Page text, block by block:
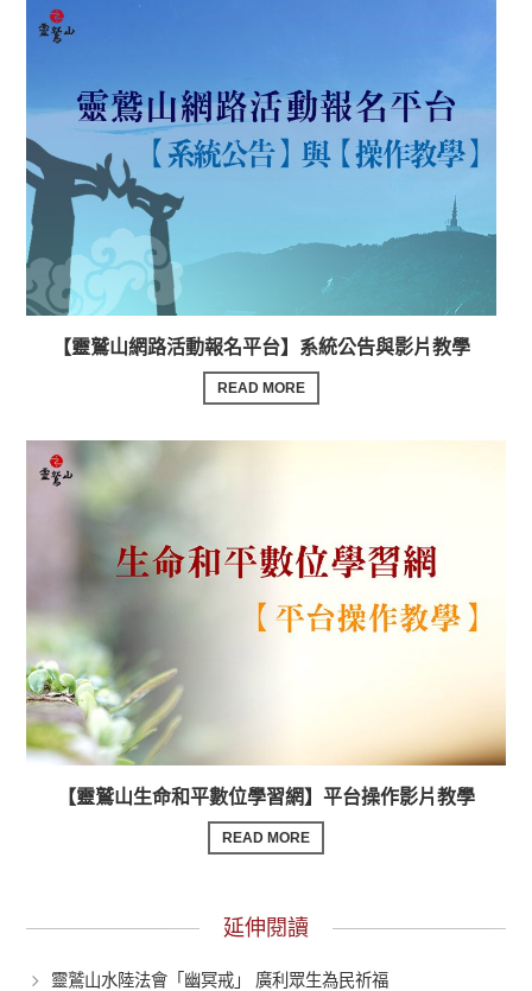
【靈鷲山網路活動報名平台】系統公告與影片教學
READ MORE
【靈鷲山生命和平數位學習網】平台操作影片教學
READ MORE
延伸閱讀
靈鷲山水陸法會「幽冥戒」 廣利眾生為民祈福